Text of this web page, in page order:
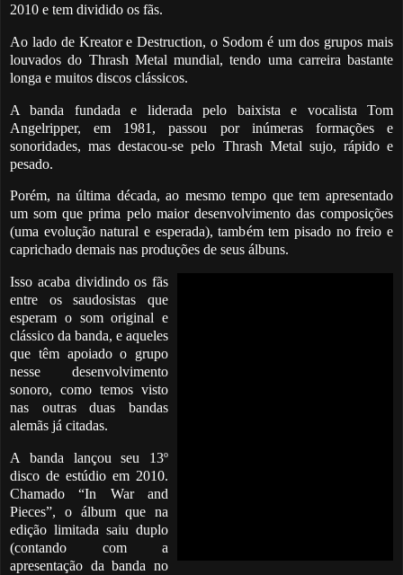
2010 e tem dividido os fãs.
Ao lado de Kreator e Destruction, o Sodom é um dos grupos mais
louvados do Thrash Metal mundial, tendo uma carreira bastante
longa e muitos discos clássicos.
A banda fundada e liderada pelo baixista e vocalista Tom
Angelripper, em 1981, passou por inúmeras formações e
sonoridades, mas destacou-se pelo Thrash Metal sujo, rápido e
pesado.
Porém, na última década, ao mesmo tempo que tem apresentado
um som que prima pelo maior desenvolvimento das composições
(uma evolução natural e esperada), também tem pisado no freio e
caprichado demais nas produções de seus álbuns.
Isso acaba dividindo os fãs
entre os saudosistas que
esperam o som original e
clássico da banda, e aqueles
que têm apoiado o grupo
nesse desenvolvimento
sonoro, como temos visto
nas outras duas bandas
alemãs já citadas.
A banda lançou seu 13º
disco de estúdio em 2010.
Chamado “In War and
Pieces”, o álbum que na
edição limitada saiu duplo
(contando com a
apresentação da banda no